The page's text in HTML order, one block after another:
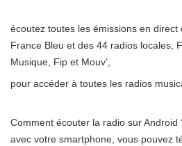
écoutez toutes les émissions en direct
France Bleu et des 44 radios locales,
Musique, Fip et Mouv’,
pour accéder à toutes les radios
Comment écouter la radio sur
avec votre smartphone, vous pouvez